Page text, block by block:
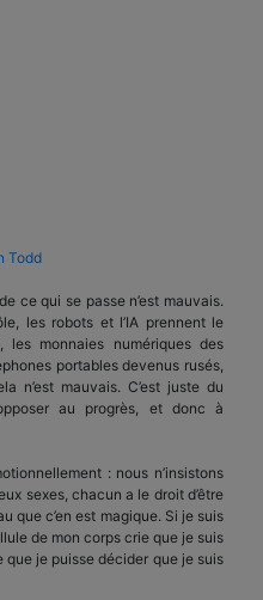
Todd
ce qui se passe n’est mauvais.
les robots et l’IA prennent le
les monnaies numériques des
portables devenus rusés,
n’est mauvais. C’est juste du
au progrès, et donc à
: nous n’insistons
sexes, chacun a le droit d’être
que c’en est magique. Si je suis
de mon corps crie que je suis
que je puisse décider que je suis